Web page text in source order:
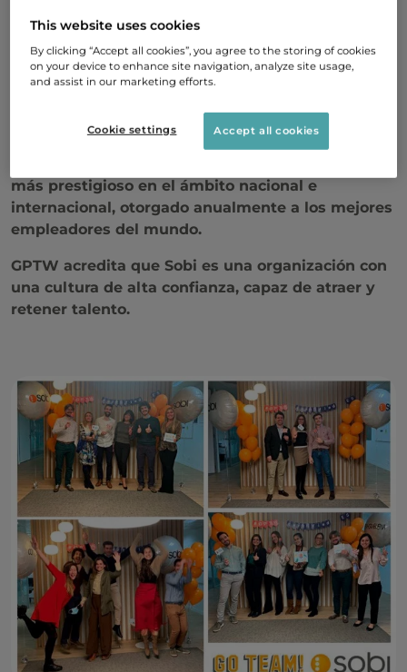
segundo año
consecutivo, la
Certificación Great Place
GPTW es el reconocimiento relacionado con la
más prestigioso en el ámbito nacional e
internacional, otorgado anualmente a los mejores
empleadores del mundo.
GPTW acredita que Sobi es una organización con
una cultura de alta confianza, capaz de atraer y
retener talento.
This website uses cookies
By clicking “Accept all cookies”, you agree to the storing of cookies
on your device to enhance site navigation, analyze site usage,
and assist in our marketing efforts.
Cookie settings Accept all cookies